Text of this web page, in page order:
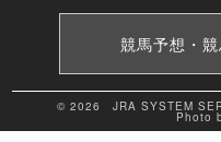
競馬予想・
© 2026 JRA SYSTEM
Photo